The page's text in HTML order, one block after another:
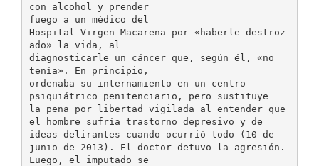
con alcohol y prender
fuego a un médico del
Hospital Virgen Macarena por «haberle destroz
ado» la vida, al
diagnosticarle un cáncer que, según él, «no
tenía». En principio,
ordenaba su internamiento en un centro
psiquiátrico penitenciario, pero sustituye
la pena por libertad vigilada al entender que
el hombre sufría trastorno depresivo y de
ideas delirantes cuando ocurrió todo (10 de
junio de 2013). El doctor detuvo la agresión.
Luego, el imputado se